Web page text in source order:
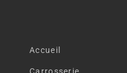
Accueil